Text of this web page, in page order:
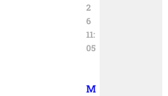
2
6
11:
05
M